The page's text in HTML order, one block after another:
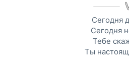
Сегодня
Сегодня
Тебе
Ты